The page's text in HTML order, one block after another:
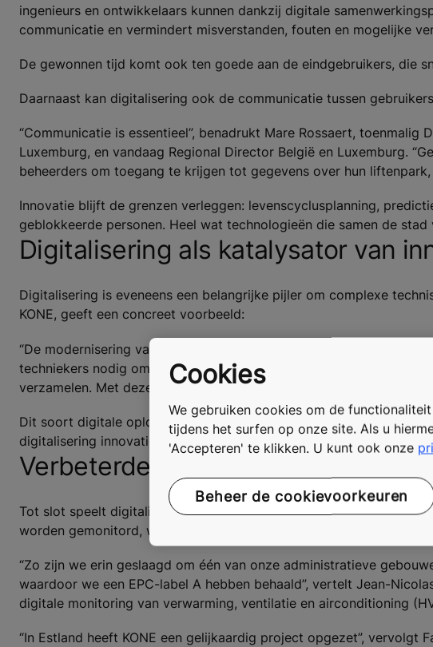
ingenieurs en ontwikkelaars kunnen dankzij digitale
communicatie en vermindert misverstanden, fouten en mogelijke
De gewonnen tijd komt ook ten goede aan de eindgebruikers, die
Daarnaast kan digitalisering ook de communicatie tussen
“Communicatie is essentieel”, benadrukt Mare Rossaert,
Luxemburg, en vandaag Regional Director België en Luxemburg.
beheerders om toegang te krijgen tot gegevens over hun
Innovatie blijft de grenzen verleggen: levenscyclusplanning,
geblokkeerde personen. Heel wat technologieën die samen de
Digitalisering als katalysator van
Digitalisering is eveneens een belangrijke pijler om complexe
KONE, geeft een concreet voorbeeld:
“De modernisering van een lift vereist veel gegevens over
techniekers nodig om metingen uit te voeren. Vandaag volstaat
verzamelen. Met deze methode verzamelen we automatisch alle
Dit soort digitale oplossingen bespaart tijd, vermindert fouten en
digitalisering innovatie stimuleert en nieuwe oplossingen mogelijk
Verbeterde duurzaamheid dankzij
Tot slot speelt digitalisering ook een sleutelrol in het verbeteren
worden gemonitord, worden efficiënter en hun ecologische
“Zo zijn we erin geslaagd om één van onze administratieve
waardoor we een EPC-label A hebben behaald”, vertelt Jean-
digitale monitoring van verwarming, ventilatie en airconditioning
“In Estland heeft KONE een gelijkaardig project opgezet”, vervolgt
Cookies
We gebruiken cookies om de
tijdens het surfen op onze site. Als u
'Accepteren' te klikken. U kunt ook onze
Beheer de cookievoorkeuren